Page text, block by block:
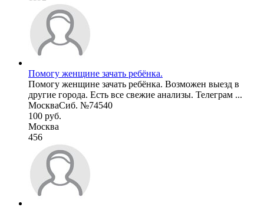
Помогу женщине зачать ребёнка.
Помогу женщине зачать ребёнка. Возможен выезд в
другие города. Есть все свежие анализы. Телеграм ...
МоскваСиб. №74540
100 руб.
Москва
456